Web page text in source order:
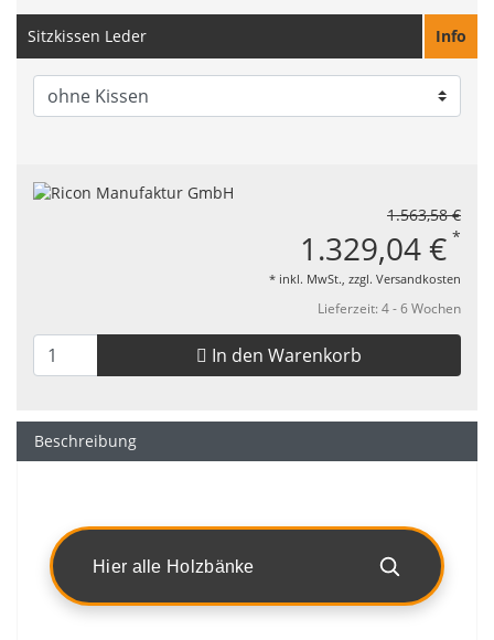
Sitzkissen Leder Info
1.563,58 €
1.329,04 € *
* inkl. MwSt., zzgl. Versandkosten
Lieferzeit: 4 - 6 Wochen
In den Warenkorb
Beschreibung
Hier alle Holzbänke